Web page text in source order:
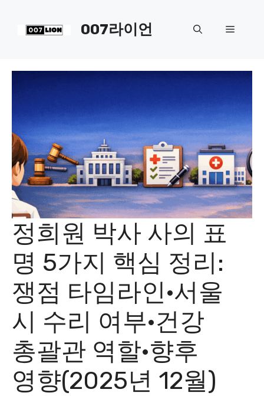
007라이언 메
정희원 박사 사의 표
명 5가지 핵심 정리:
쟁점 타임라인·서울
시 수리 여부·건강
총괄관 역할·향후
영향(2025년 12월)